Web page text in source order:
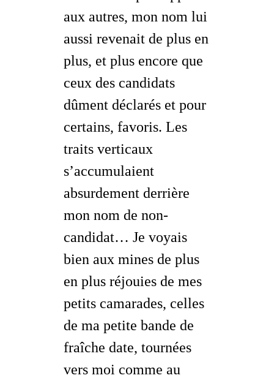
aux autres, mon nom lui
aussi revenait de plus en
plus, et plus encore que
ceux des candidats
dûment déclarés et pour
certains, favoris. Les
traits verticaux
s’accumulaient
absurdement derrière
mon nom de non-
candidat… Je voyais
bien aux mines de plus
en plus réjouies de mes
petits camarades, celles
de ma petite bande de
fraîche date, tournées
vers moi comme au